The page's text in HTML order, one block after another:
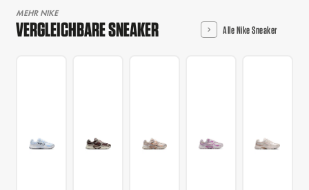
MEHR NIKE
VERGLEICHBARE SNEAKER Alle Nike Sneaker